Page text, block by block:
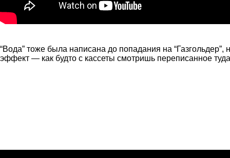
“Вода” тоже была написана до попадания на
эффект — как будто с кассеты смотришь переписанное